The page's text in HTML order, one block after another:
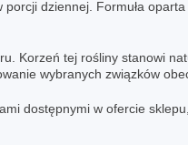
porcji dziennej. Formuła
Korzeń tej rośliny stanowi
wybranych związków
dostępnymi w ofercie